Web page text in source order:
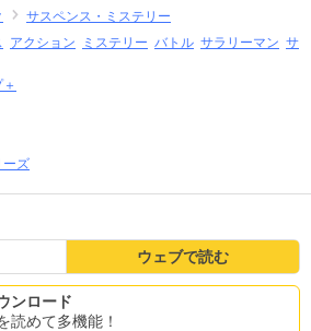
サスペンス・ミステリー
アクション ミステリー バトル サラリーマン サ
ーズ
ウェブで読む
ンロード
読めて多機能！